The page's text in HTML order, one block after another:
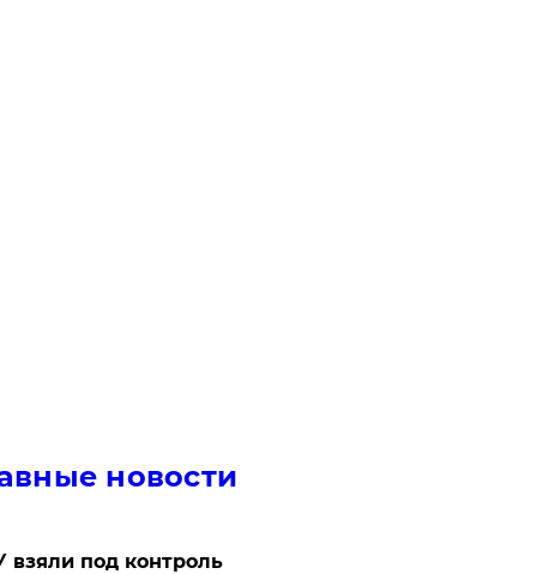
новости
взяли под контроль